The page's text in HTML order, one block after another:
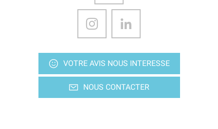
VOTRE AVIS NOUS INTERESSE
NOUS CONTACTER